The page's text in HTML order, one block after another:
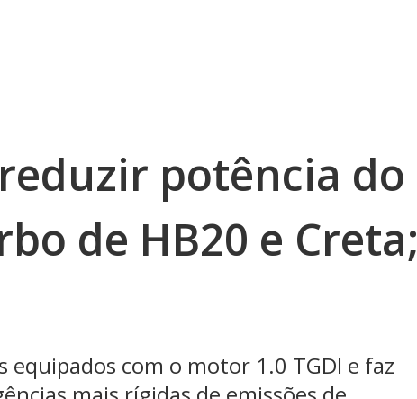
potência do
de HB20 e Creta;
equipados com o motor 1.0 TGDI e faz